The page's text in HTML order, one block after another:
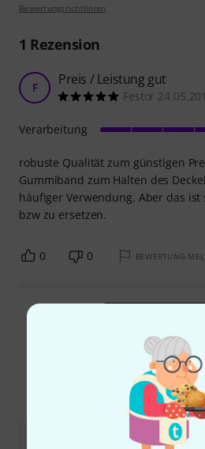
Bewertungsrichtlinien
1 Rezension
F Preis / Leistung gut
Festor
robuste Qualität zum günstigen
Gummiband zum Halten des
häufiger Verwendung. Aber das
bzw zu ersetzen.
Verarbeitung
0 0 BEWERTUNG
Alternativen